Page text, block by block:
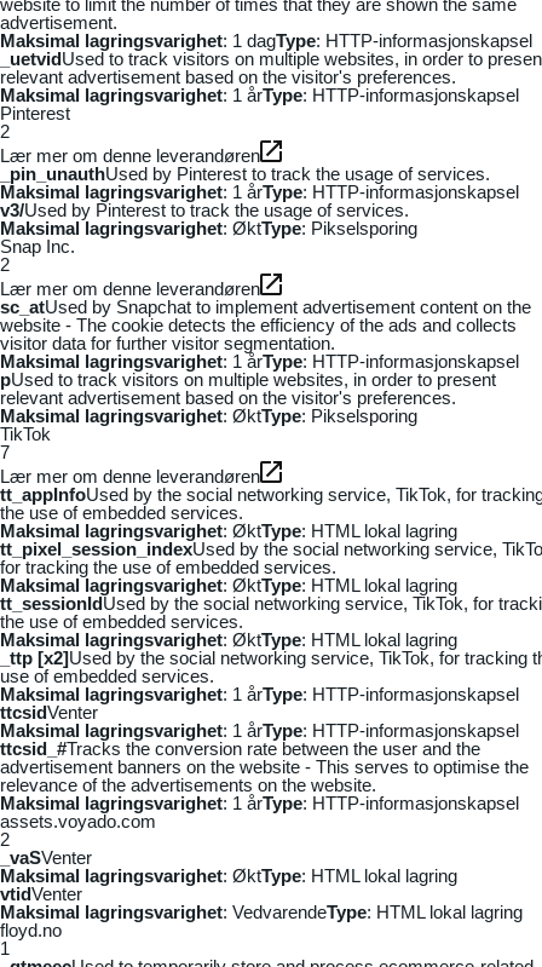
advertisement.
Maksimal lagringsvarighet: 1 dagType: HTTP-informasjonskapsel
_uetvidUsed to track visitors on multiple websites, in order to
relevant advertisement based on the visitor's preferences.
Maksimal lagringsvarighet: 1 årType: HTTP-informasjonskapsel
Pinterest
2
Lær mer om denne leverandøren
_pin_unauthUsed by Pinterest to track the usage of services.
Maksimal lagringsvarighet: 1 årType: HTTP-informasjonskapsel
v3/Used by Pinterest to track the usage of services.
Maksimal lagringsvarighet: ØktType: Pikselsporing
Snap Inc.
2
Lær mer om denne leverandøren
sc_atUsed by Snapchat to implement advertisement content on the
website - The cookie detects the efficiency of the ads and collects
visitor data for further visitor segmentation.
Maksimal lagringsvarighet: 1 årType: HTTP-informasjonskapsel
pUsed to track visitors on multiple websites, in order to present
relevant advertisement based on the visitor's preferences.
Maksimal lagringsvarighet: ØktType: Pikselsporing
TikTok
7
Lær mer om denne leverandøren
tt_appInfoUsed by the social networking service, TikTok, for
the use of embedded services.
Maksimal lagringsvarighet: ØktType: HTML lokal lagring
tt_pixel_session_indexUsed by the social networking service,
for tracking the use of embedded services.
Maksimal lagringsvarighet: ØktType: HTML lokal lagring
tt_sessionIdUsed by the social networking service, TikTok, for
the use of embedded services.
Maksimal lagringsvarighet: ØktType: HTML lokal lagring
_ttp [x2]Used by the social networking service, TikTok, for tracking
use of embedded services.
Maksimal lagringsvarighet: 1 årType: HTTP-informasjonskapsel
ttcsidVenter
Maksimal lagringsvarighet: 1 årType: HTTP-informasjonskapsel
ttcsid_#Tracks the conversion rate between the user and the
advertisement banners on the website - This serves to optimise the
relevance of the advertisements on the website.
Maksimal lagringsvarighet: 1 årType: HTTP-informasjonskapsel
assets.voyado.com
2
_vaSVenter
Maksimal lagringsvarighet: ØktType: HTML lokal lagring
vtidVenter
Maksimal lagringsvarighet: VedvarendeType: HTML lokal lagring
floyd.no
1